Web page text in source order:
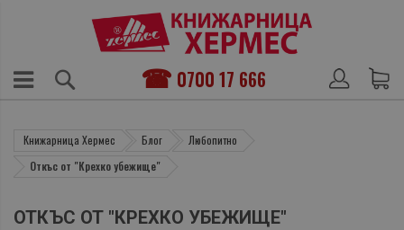
0700 17 666
Книжарница Хермес Блог
Любопитно
Откъс от "Крехко убежище"
ОТКЪС ОТ "КРЕХКО УБЕЖИЩЕ"